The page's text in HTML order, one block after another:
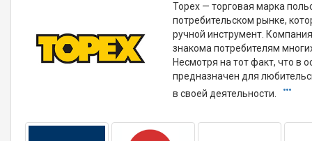
Topex — торговая марка
потребительском рынке,
ручной инструмент.
знакома потребителям
Несмотря на тот факт, что в
предназначен для
в своей деятельности.